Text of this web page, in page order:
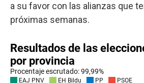
a su favor con las alianzas que
próximas semanas.